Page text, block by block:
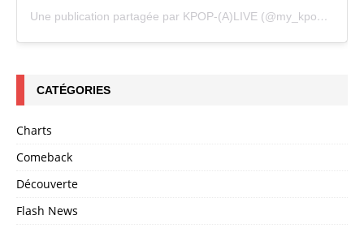
Une publication partagée par KPOP-(A)LIVE (@my_kpopalive)
CATÉGORIES
Charts
Comeback
Découverte
Flash News